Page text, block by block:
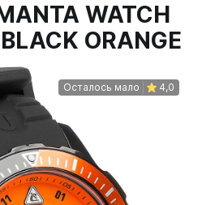
WATCH
ORANGE
Осталось мало 4,0